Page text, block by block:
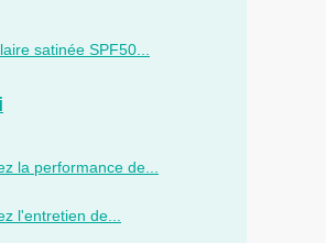
satinée SPF50...
la performance de...
l'entretien de...